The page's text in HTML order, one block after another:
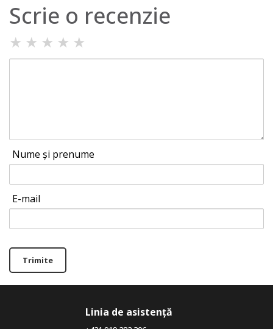
Scrie o recenzie
★ ★ ★ ★ ★
Nume și prenume
E-mail
Trimite
Linia de asistență